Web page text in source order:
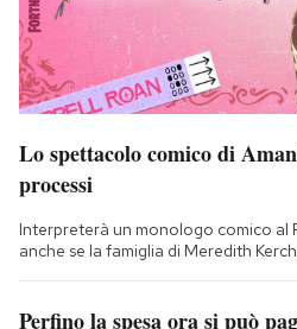
Lo spettacolo comico di
processi
Interpreterà un monologo comico al
anche se la famiglia di Meredith
Perfino la spesa ora si può